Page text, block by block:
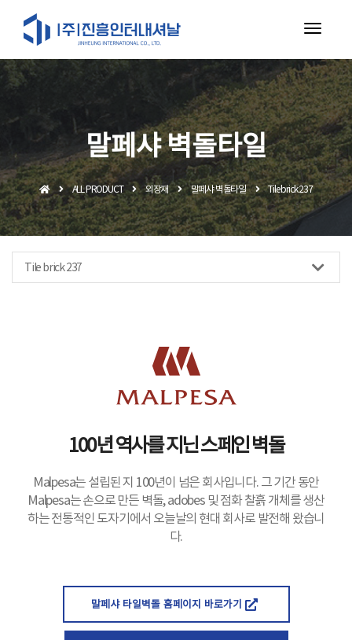
말페샤 벽돌타일
ALL PRODUCT 외장재 말페샤 벽돌타일 Tile brick 237
Tile brick 237
100년 역사를 지닌 스페인 벽돌
Malpesa는 설립된 지 100년이 넘은 회사입니다. 그 기간 동안
Malpesa는 손으로 만든 벽돌, adobes 및 점화 찰흙 개체를 생산
하는 전통적인 도자기에서 오늘날의 현대 회사로 발전해 왔습니
다.
말페샤 타일벽돌 홈페이지 바로가기